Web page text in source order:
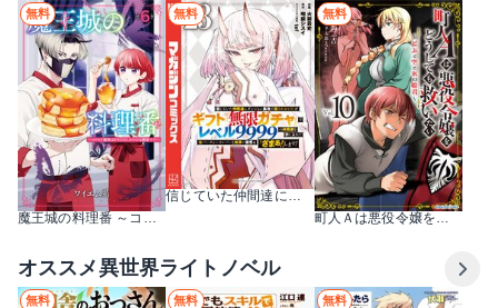
無料 無料 無料
オススメ異世界ライトノベル
無料 無料 無料